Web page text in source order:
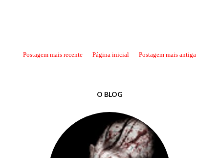
Postagem mais recente Postagem mais antiga
Página inicial
O BLOG